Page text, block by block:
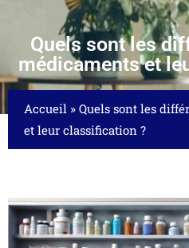
Quels sont les
médicaments et
Accueil » Quels sont les
et leur classification ?